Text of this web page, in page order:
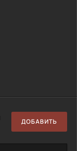
ДОБАВИТЬ